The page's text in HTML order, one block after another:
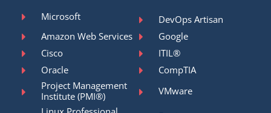
Microsoft
DevOps Artisan
Amazon Web Services
Google
Cisco
ITIL®
Oracle
CompTIA
Project Management
Institute (PMI®)
VMware